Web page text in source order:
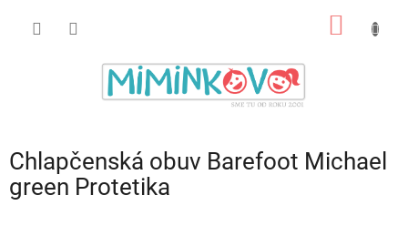
Chlapčenská obuv Barefoot Michael
green Protetika